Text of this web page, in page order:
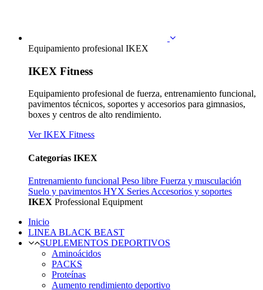
Equipamiento profesional IKEX
IKEX Fitness
Equipamiento profesional de fuerza, entrenamiento funcional,
pavimentos técnicos, soportes y accesorios para gimnasios,
boxes y centros de alto rendimiento.
Ver IKEX Fitness
Categorías IKEX
Entrenamiento funcional Peso libre Fuerza y musculación
Suelo y pavimentos HYX Series Accesorios y soportes
IKEX Professional Equipment
Inicio
LINEA BLACK BEAST
SUPLEMENTOS DEPORTIVOS
Aminoácidos
PACKS
Proteínas
Aumento rendimiento deportivo